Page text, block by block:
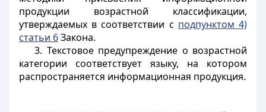
продукции возрастной классификации,
утверждаемых в соответствии с подпунктом 4)
статьи 6Закона.
3. Текстовое предупреждение о возрастной
категории соответствует языку, на котором
распространяется информационная продукция.